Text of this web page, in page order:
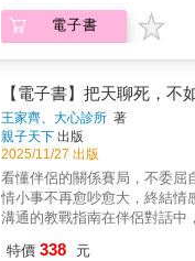
是一道難解謎題，為了找尋答
媽媽談起自己曾覺得羞恥的婚
只會滿足丈夫與砲友的「優等
讓丈夫史都陪伴自己度過每段
痛……最終，茉莉明白了：愛
愛，愛上一個人只會讓你擁有
《老公，我要出門約會了！》
的作品，展現了對母親、女兒
現的熱烈趣味與辛酸反思。茉
憑藉溫暖、幽默的筆觸，講述
最真實自我的難忘旅程。💍勇
或多邊戀並非只是沉浸於戀愛
不要和前任約會。🚫不要和附
不要去任何人的家裡。🚫最重
入愛河。茉莉註冊了約會網站
己閃閃發亮，不再是照顧小孩
等待丈夫的妻子，而是個「女
與告別的輪迴中，茉莉與史都
條規則，讓茉莉在嫉妒與不安
沉，不斷懷疑開放式關係究竟
來什麼？在喜悅與心痛交錯的
覆詢問自己：「茉莉呀，這樣
商過程中，茉莉也發現她的心
你培養「親密關係觀察力」，
後的情緒，對應適合的說話姿
花？小孩聽誰的？那是你爸
因為意見不合、習慣差異，吵
至想「就地分手」？其實每一
場關係賽局。關鍵不是你的口
晰，而是如何先避開越吵越傷
話」，死局，就像你認真發出
卻愛理不理。久了，你開始怪
是罵對方不用心，努力的你，
不到位！你需要的是先學會分
電子書
【電子書】把天聊死，不
王家齊、大心診所 著
親子天下 出版
2025/11/27 出版
看懂伴侶的關係賽局，不委屈
情小事不再愈吵愈大，終結情
溝通的教戰指南在伴侶對話中
不是個性不合，而是陷入對立
特價 338 元